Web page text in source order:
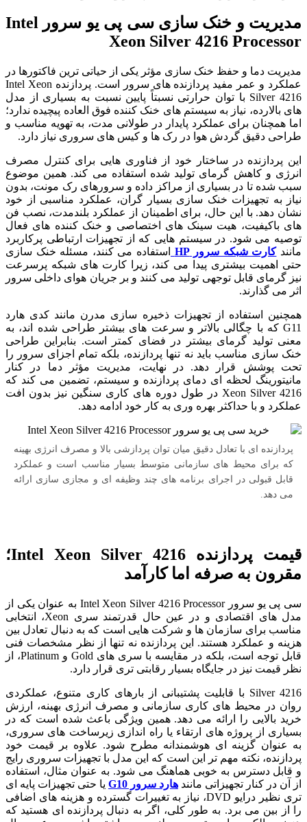
مدیریت و خنک‌ سازی سی پی یو سرور Intel
Xeon Silver 4216 Processor
مدیریت دما و حفظ خنک‌ سازی مؤثر یکی از حیاتی‌ ترین فاکتورها در
عملکرد و عمر مفید پردازنده‌ های سرور است. پردازنده Intel Xeon
Silver 4216 با توان حرارتی نسبتاً پایین نسبت به بسیاری از مدل‌
های بالارده، نیاز به سیستم‌ های خنک‌ کننده فوق‌ العاده پیچیده ندارد؛
اما همچنان برای عملکرد پایدار در طولانی مدت، به تهویه مناسب و
طراحی دقیق گردش هوا در رک‌ ها و کیس‌ های سروری نیاز دارد.
این پردازنده در ساختار خود از فناوری‌ هایی برای کنترل مصرف
انرژی و کاهش گرمای تولید شده استفاده می‌ کند. همین موضوع
سبب شده تا در بسیاری از مراکز داده و سرورهای رک‌ مونت، بدون
نیاز به تجهیزات خنک‌ سازی بسیار گران، عملکرد مناسبی از خود
نشان دهد. با این حال، برای اطمینان از عملکرد بلندمدت، نصب فن‌
های باکیفیت، هیت سینک‌ های اختصاصی و خنک‌ کننده‌ های فعال
توصیه می‌ شود. در سیستم‌ هایی که از تجهیزات ارتباطی پرکاربرد
مانندکارت شبکه سرور HP
استفاده می‌ کنند، مسئله خنک‌ سازی
حتی اهمیت بیشتری پیدا می‌ کند، زیرا کارت‌ های شبکه پرسرعت
نیز گرمای قابل توجهی تولید می‌ کنند و بر جریان هوای داخلی سرور
اثر می‌ گذارند.
همچنین استفاده از تجهیزات ذخیره‌ سازی مدرن مانند کدی هارد
G11 که با چگالی بالاتر و سرعت‌ های بیشتر طراحی شده‌ اند، به
معنی تولید گرمای بیشتر در فضای کمتر است. بنابراین طراحی
خنک‌ سازی مناسب باید نه تنها پردازنده، بلکه تمام اجزای سرور را
تحت پوشش قرار دهد. در نهایت، مدیریت مؤثر دما در کنار
مانیتورینگ لحظه‌ ای دمای پردازنده و سیستم، تضمین می‌ کند که
Xeon Silver 4216 در طول دوره‌ های کاری سنگین نیز بدون افت
عملکرد و با حداکثر بهره‌ وری به کار خود ادامه دهد.
پردازنده ای با تعادل دقیق میان توان پردازشی بالا و مصرف انرژی بهینه
که برای محیط های سازمانی متوسط بسیار مناسب است و عملکرد
قابل قبولی در اجرای برنامه های چند وظیفه ای و مجازی سازی ارائه
می دهد.
قیمت پردازنده Intel Xeon Silver 4216؛
مقرون به صرفه اما کارآمد
سی پی یو سرور Intel Xeon Silver 4216 Processor به عنوان یکی از
مدل‌ های اقتصادی و در عین حال قدرتمند سری Xeon، انتخابی
مناسب برای سازمان‌ ها و شرکت‌ هایی است که به دنبال تعادل بین
هزینه و عملکرد هستند. این پردازنده نه تنها از نظر مشخصات فنی
قابل توجه است، بلکه در مقایسه با سری‌ های Gold و Platinum، از
نظر قیمت نیز در جایگاه بسیار رقابتی‌ تری قرار دارد.
Silver 4216 با قابلیت پشتیبانی از بارهای کاری متنوع، عملکردی
روان در محیط‌ های کاری سازمانی و مصرف انرژی بهینه، ارزش
خرید بالایی را ارائه می‌ دهد. همین ویژگی باعث شده است که در
بسیاری از پروژه‌ های ارتقاء یا راه‌ اندازی زیرساخت‌ های سروری،
به عنوان گزینه‌ ای هوشمندانه مطرح شود. علاوه بر قیمت خود
پردازنده، نکته مهم‌ تر این است که این مدل با تجهیزات سروری رایج
و قابل دسترس به خوبی هماهنگ می‌ شود. به عنوان مثال، استفاده
از آن در کنار تجهیزاتی مانند هارد سرور G10
یا حتی تجهیزات پایه‌ ای‌
تری نظیر درایو DVD، نیاز به تغییرات گسترده و هزینه‌ های اضافی
را از بین می‌ برد. به طور کلی، اگر به دنبال پردازنده‌ ای هستید که